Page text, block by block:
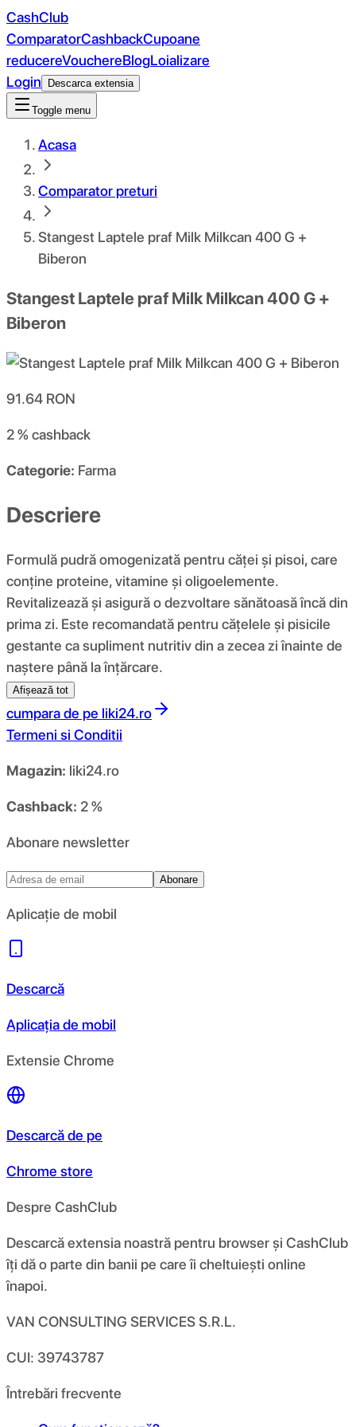
CashClub
ComparatorCashbackCupoane
reducereVouchereBlogLoializare
Login
Descarca extensia
Toggle menu
Acasa
Comparator preturi
Stangest Laptele praf Milk Milkcan 400 G +
Biberon
Stangest Laptele praf Milk Milkcan 400 G +
Biberon
91.64 RON
2 %cashback
Categorie: Farma
Descriere
Formulă pudră omogenizată pentru căței și pisoi, care
conține proteine, vitamine și oligoelemente.
Revitalizează și asigură o dezvoltare sănătoasă încă din
prima zi. Este recomandată pentru cățelele și pisicile
gestante ca supliment nutritiv din a zecea zi înainte de
naștere până la înțărcare.
Afișează tot
cumpara de pe liki24.ro
Termeni si Conditii
Magazin: liki24.ro
Cashback: 2 %
Abonare newsletter
Abonare
Aplicație de mobil
Descarcă
Aplicația de mobil
Extensie Chrome
Descarcă de pe
Chrome store
Despre CashClub
Descarcă extensia noastră pentru browser și CashClub
îți dă o parte din banii pe care îi cheltuiești online
înapoi.
VAN CONSULTING SERVICES S.R.L.
CUI: 39743787
Întrebări frecvente